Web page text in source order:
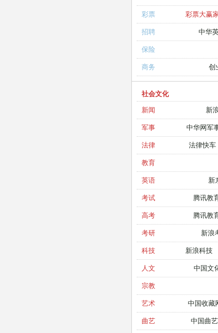
彩票 彩票大赢
招聘 中华
保险
商务 创
社会文化
新闻
新
军事 中华网军
法律 法律快车
教育
英语 新
考试 腾讯教
高考 腾讯教
考研 新浪
科技 新浪科技
人文 中国文
宗教
艺术 中国收藏
曲艺 中国曲